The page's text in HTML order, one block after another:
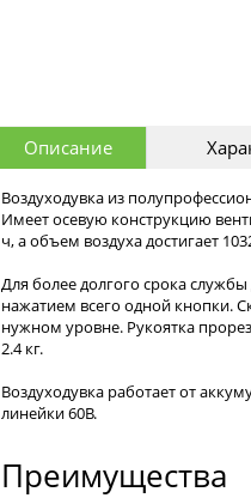
Описание
Воздуходувка из
Имеет осевую конструкцию
ч, а объем воздуха достигает
Для более долгого срока
нажатием всего одной кнопки.
нужном уровне. Рукоятка
2.4 кг.
Воздуходувка работает от
линейки 60В.
Преимущества